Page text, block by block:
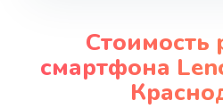
Стоимость
смартфона